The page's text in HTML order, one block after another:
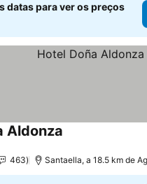
datas para ver os preços
Aldonza
463 Santaella, a 18.5 km de